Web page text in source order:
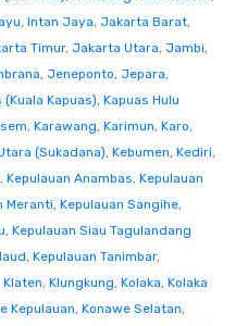
, Intan Jaya, Jakarta Barat,
Timur, Jakarta Utara, Jambi,
, Jeneponto, Jepara,
(Kuala Kapuas), Kapuas Hulu
, Karawang, Karimun, Karo,
(Sukadana), Kebumen, Kediri,
, Kepulauan Anambas, Kepulauan
Meranti, Kepulauan Sangihe,
, Kepulauan Siau Tagulandang
, Kepulauan Tanimbar,
Klaten, Klungkung, Kolaka, Kolaka
Kepulauan, Konawe Selatan,